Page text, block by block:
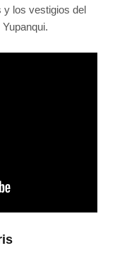
los vestigios del